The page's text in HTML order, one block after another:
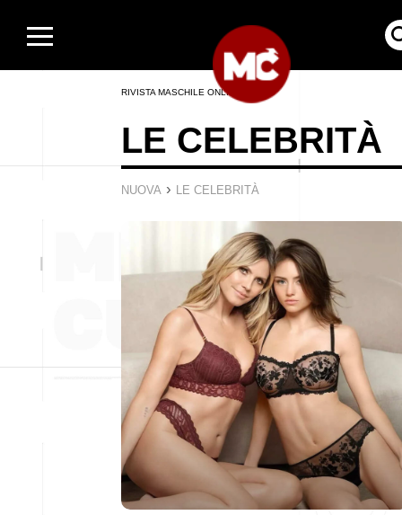
RIVISTA MASCHILE ONLINE
LE CELEBRITÀ
NUOVA › LE CELEBRITÀ